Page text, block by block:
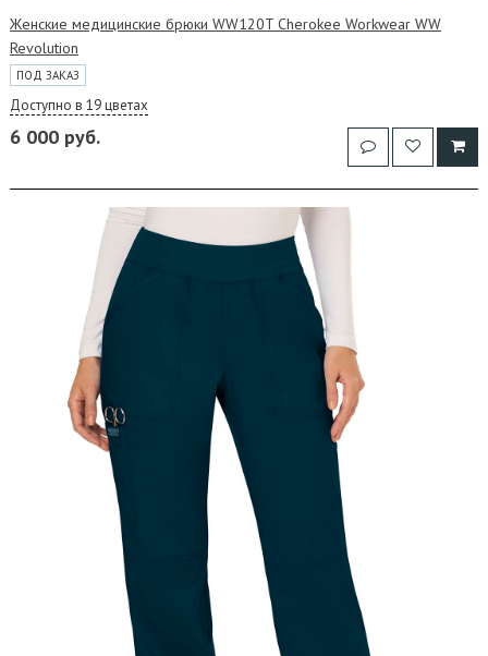
Женские медицинские брюки WW120T Cherokee Workwear WW
Revolution
ПОД ЗАКАЗ
Доступно в 19 цветах
6 000 руб.